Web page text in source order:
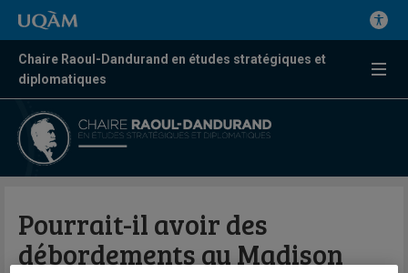
Chaire Raoul-Dandurand en études stratégiques et
diplomatiques
Pourrait-il avoir des
débordements au Madison